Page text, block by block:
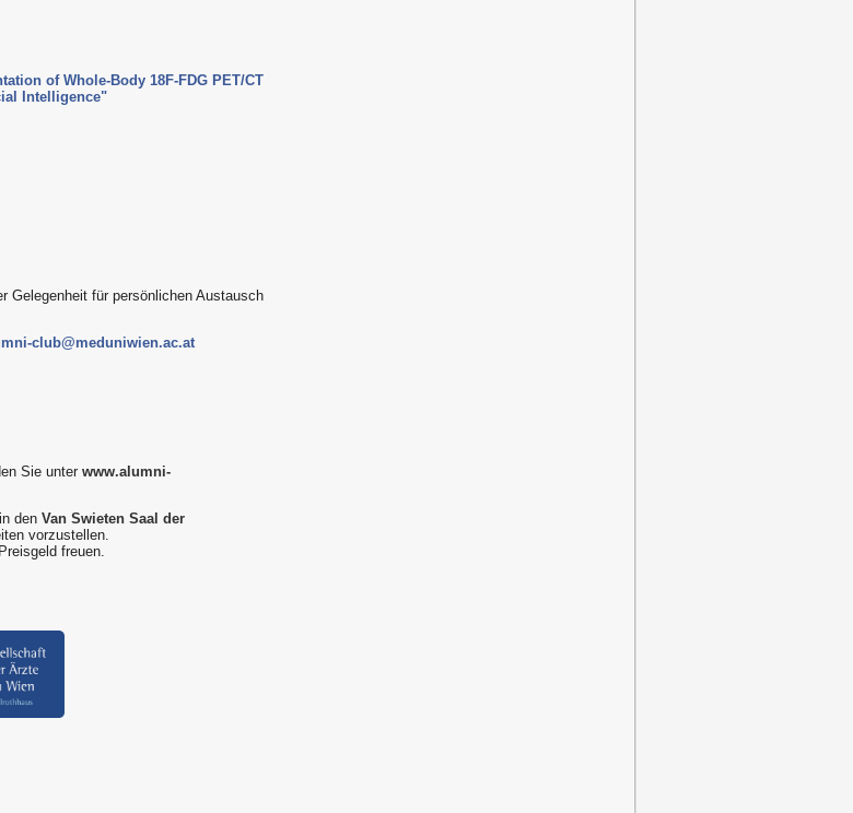
of Whole-Body 18F-FDG PET/CT
Intelligence"
Gelegenheit für persönlichen Austausch
club@meduniwien.ac.at
Sie unter www.alumni-
den Van Swieten Saal der
vorzustellen.
freuen.